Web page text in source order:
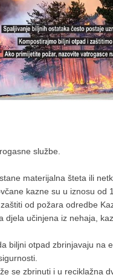
službe.
materijalna šteta ili
kazne su u iznosu
od požara odredbe
djela učinjena iz nehaja,
biljni otpad zbrinjavaju na
se zbrinuti i u reciklažna